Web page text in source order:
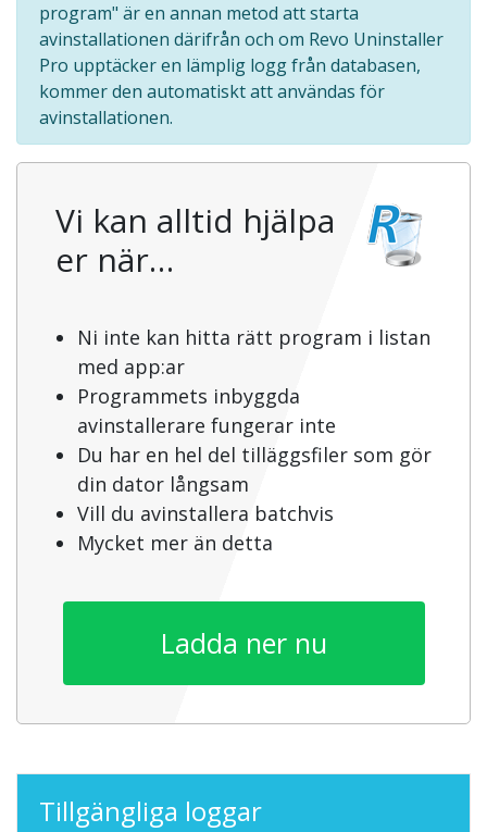
program" är en annan metod att starta
avinstallationen därifrån och om Revo Uninstaller
Pro upptäcker en lämplig logg från databasen,
kommer den automatiskt att användas för
avinstallationen.
Vi kan alltid hjälpa
er när…
Ni inte kan hitta rätt program i listan
med app:ar
Programmets inbyggda
avinstallerare fungerar inte
Du har en hel del tilläggsfiler som gör
din dator långsam
Vill du avinstallera batchvis
Mycket mer än detta
Ladda ner nu
Tillgängliga loggar